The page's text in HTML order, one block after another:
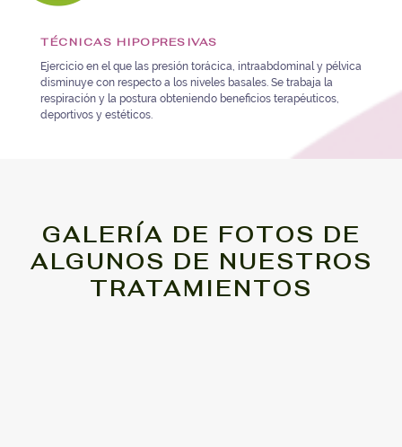
TÉCNICAS HIPOPRESIVAS
Ejercicio en el que las presión torácica, intraabdominal y pélvica
disminuye con respecto a los niveles basales. Se trabaja la
respiración y la postura obteniendo beneficios terapéuticos,
deportivos y estéticos.
GALERÍA DE FOTOS DE
ALGUNOS DE NUESTROS
TRATAMIENTOS